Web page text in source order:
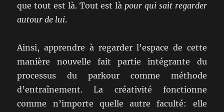
que tout est là. Tout est làpour qui sait regarder
autour de lui.
Ainsi, apprendre à regarder l’espace de cette
manière nouvelle fait partie intégrante du
processus du parkour comme méthode
d’entraînement. La créativité fonctionne
comme n’importe quelle autre faculté: elle